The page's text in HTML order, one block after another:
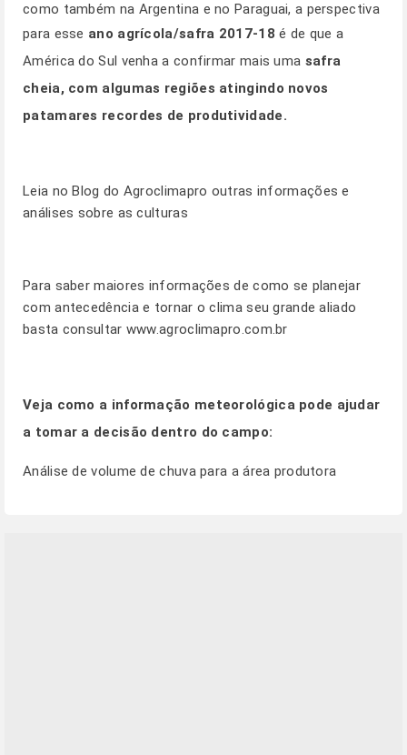
como também na Argentina e no Paraguai, a perspectiva
para esse ano agrícola/safra 2017-18 é de que a
América do Sul venha a confirmar mais uma safra
cheia, com algumas regiões atingindo novos
patamares recordes de produtividade.
Leia no Blog do Agroclimapro outras informações e
análises sobre as culturas
Para saber maiores informações de como se planejar
com antecedência e tornar o clima seu grande aliado
basta consultar www.agroclimapro.com.br
Veja como a informação meteorológica pode ajudar
a tomar a decisão dentro do campo:
Análise de volume de chuva para a área produtora